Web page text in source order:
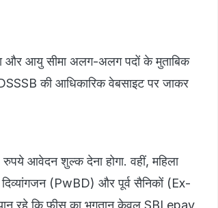
और आयु सीमा अलग-अलग पदों के मुताबिक
की आधिकारिक वेबसाइट पर जाकर
रुपये आवेदन शुल्क देना होगा. वहीं, महिला
(PwBD) और पूर्व सैनिकों (Ex-
रहे कि फीस का भुगतान केवल SBI epay